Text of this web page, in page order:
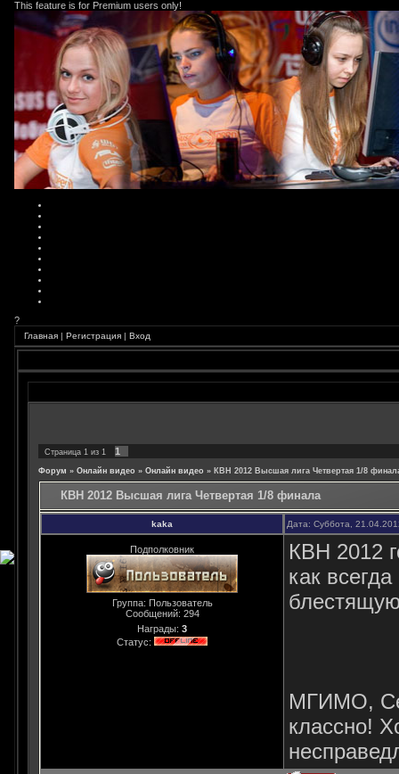
This feature is for Premium users only!
?
Главная | Регистрация | Вход
Страница 1 из 1 1
Форум » Онлайн видео » Онлайн видео » КВН 2012 Высшая лига Четвертая 1/8
КВН 2012 Высшая лига Четвертая 1/8 финала
kaka Дата: Суббота,
Подполковник
Группа: Пользователь
Сообщений: 294
Награды: 3
Статус:
КВН 2012
как
МГИМО,
классно!